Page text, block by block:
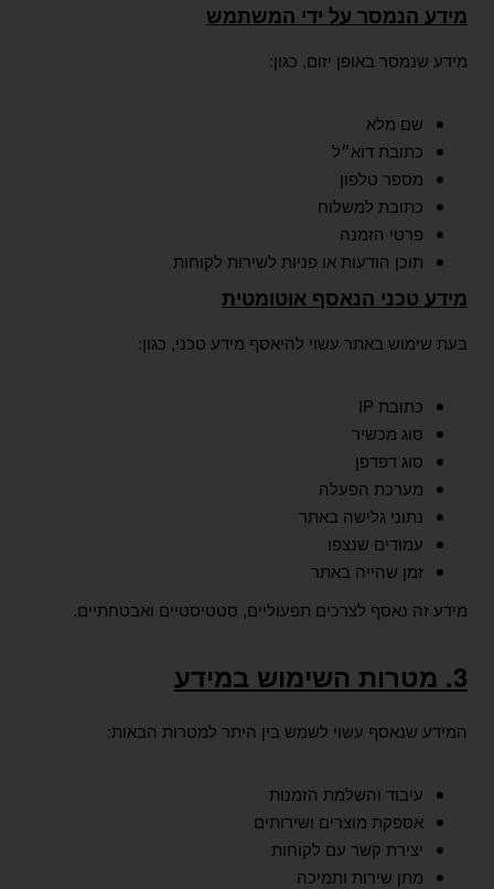
מידע הנמסר על ידי המשתמש
מידע שנמסר באופן יזום, כגון:
שם מלא
כתובת דוא״ל
מספר טלפון
כתובת למשלוח
פרטי הזמנה
תוכן הודעות או פניות לשירות לקוחות
מידע טכני הנאסף אוטומטית
בעת שימוש באתר עשוי להיאסף מידע טכני, כגון:
כתובת IP
סוג מכשיר
סוג דפדפן
מערכת הפעלה
נתוני גלישה באתר
עמודים שנצפו
זמן שהייה באתר
מידע זה נאסף לצרכים תפעוליים, סטטיסטיים ואבטחתיים.
3. מטרות השימוש במידע
המידע שנאסף עשוי לשמש בין היתר למטרות הבאות:
עיבוד והשלמת הזמנות
אספקת מוצרים ושירותים
יצירת קשר עם לקוחות
מתן שירות ותמיכה